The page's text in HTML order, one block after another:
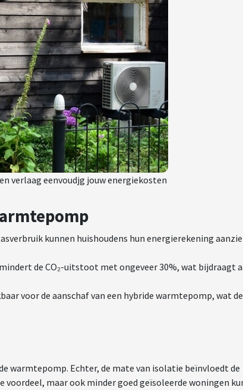
verlaag eenvoudjg jouw energiekosten
kunnen huishoudens hun energierekening
de CO₂-uitstoot met ongeveer 30%, wat bijdraagt
voor de aanschaf van een hybride warmtepomp, wat de
warmtepomp. Echter, de mate van isolatie beïnvloedt de
maar ook minder goed geïsoleerde woningen